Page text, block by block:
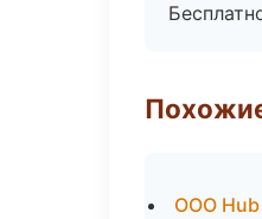
ООО Hub